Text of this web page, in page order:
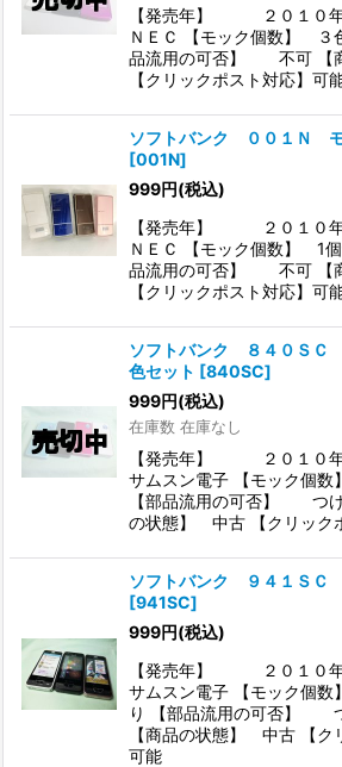
【発売年】 ２０１０
ＮＥＣ 【モック個数】 ３
品流用の可否】 不可 【
【クリックポスト対応】可
ソフトバンク ００１Ｎ
[001N]
999円(税込)
【発売年】 ２０１０
ＮＥＣ 【モック個数】 1
品流用の可否】 不可 【
【クリックポスト対応】可
ソフトバンク ８４０Ｓ
色セット [840SC]
999円(税込)
在庫数 在庫なし
【発売年】 ２０１０
サムスン電子 【モック個
【部品流用の可否】 つ
の状態】 中古 【クリック
ソフトバンク ９４１ＳＣ
[941SC]
999円(税込)
【発売年】 ２０１０
サムスン電子 【モック個
り 【部品流用の可否】
【商品の状態】 中古 【ク
可能